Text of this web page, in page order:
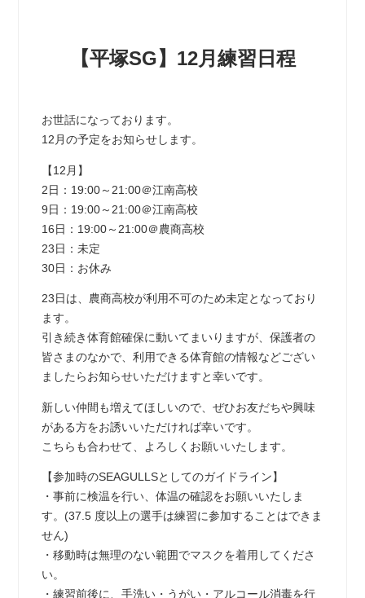
【平塚SG】12月練習日程
お世話になっております。
12月の予定をお知らせします。
【12月】
2日：19:00～21:00＠江南高校
9日：19:00～21:00＠江南高校
16日：19:00～21:00＠農商高校
23日：未定
30日：お休み
23日は、農商高校が利用不可のため未定となっており
ます。
引き続き体育館確保に動いてまいりますが、保護者の
皆さまのなかで、利用できる体育館の情報などござい
ましたらお知らせいただけますと幸いです。
新しい仲間も増えてほしいので、ぜひお友だちや興味
がある方をお誘いいただければ幸いです。
こちらも合わせて、よろしくお願いいたします。
【参加時のSEAGULLSとしてのガイドライン】
・事前に検温を行い、体温の確認をお願いいたしま
す。(37.5 度以上の選手は練習に参加することはできま
せん)
・移動時は無理のない範囲でマスクを着用してくださ
い。
・練習前後に、手洗い・うがい・アルコール消毒を行